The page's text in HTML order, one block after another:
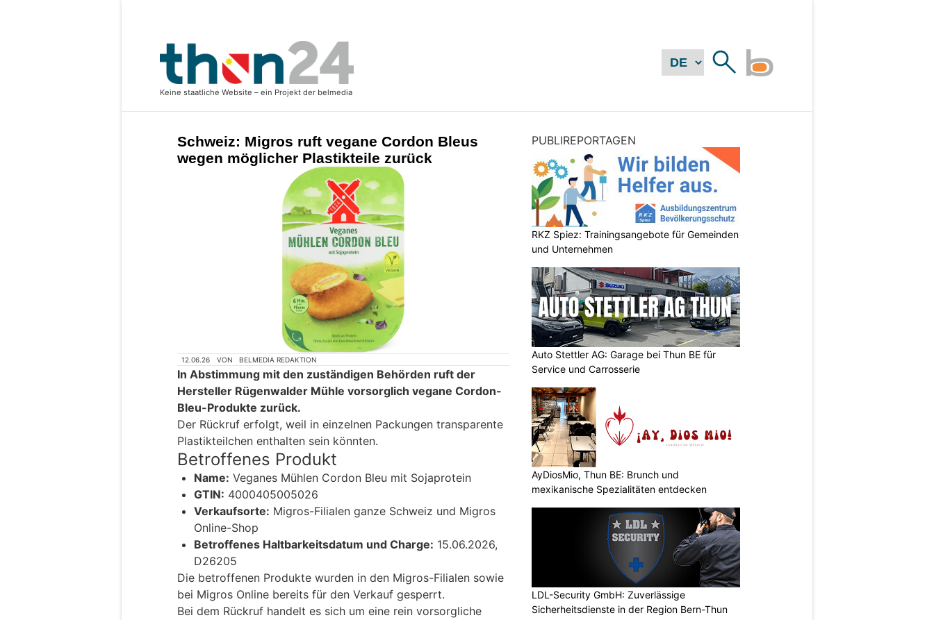
Schweiz: Migros ruft vegane Cordon Bleus
wegen möglicher Plastikteile zurück
12.06.26 VON BELMEDIA REDAKTION
In Abstimmung mit den zuständigen Behörden ruft der
Hersteller Rügenwalder Mühle vorsorglich vegane Cordon-
Bleu-Produkte zurück.
Der Rückruf erfolgt, weil in einzelnen Packungen transparente
Plastikteilchen enthalten sein könnten.
Betroffenes Produkt
Name: Veganes Mühlen Cordon Bleu mit Sojaprotein
GTIN: 4000405005026
Verkaufsorte: Migros-Filialen ganze Schweiz und Migros
Online-Shop
Betroffenes Haltbarkeitsdatum und Charge: 15.06.2026,
D26205
Die betroffenen Produkte wurden in den Migros-Filialen sowie
bei Migros Online bereits für den Verkauf gesperrt.
Bei dem Rückruf handelt es sich um eine rein vorsorgliche
PUBLIREPORTAGEN
RKZ Spiez: Trainingsangebote für Gemeinden
und Unternehmen
Auto Stettler AG: Garage bei Thun BE für
Service und Carrosserie
AyDiosMio, Thun BE: Brunch und
mexikanische Spezialitäten entdecken
LDL-Security GmbH: Zuverlässige
Sicherheitsdienste in der Region Bern-Thun